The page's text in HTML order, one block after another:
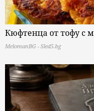
Кюфтенца от тофу с
MelomanBG - Sled5.bg